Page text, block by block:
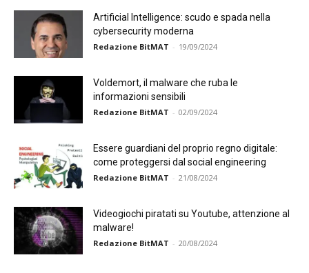
Artificial Intelligence: scudo e spada nella
cybersecurity moderna
Redazione BitMAT - 19/09/2024
Voldemort, il malware che ruba le
informazioni sensibili
Redazione BitMAT - 02/09/2024
Essere guardiani del proprio regno digitale:
come proteggersi dal social engineering
Redazione BitMAT - 21/08/2024
Videogiochi piratati su Youtube, attenzione al
malware!
Redazione BitMAT - 20/08/2024